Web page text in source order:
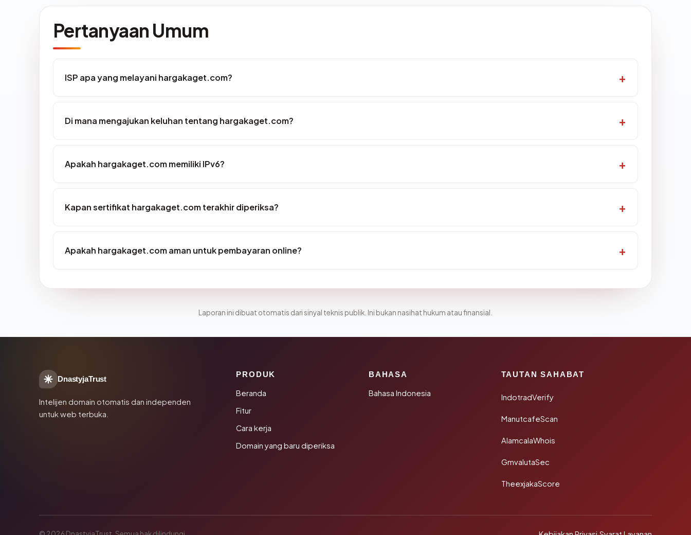
Pertanyaan Umum
ISP apa yang melayani hargakaget.com?
Di mana mengajukan keluhan tentang hargakaget.com?
Apakah hargakaget.com memiliki IPv6?
Kapan sertifikat hargakaget.com terakhir diperiksa?
Apakah hargakaget.com aman untuk pembayaran online?
Laporan ini dibuat otomatis dari sinyal teknis publik. Ini bukan nasihat hukum atau finansial.
DnastyjaTrust
Intelijen domain otomatis dan independen
untuk web terbuka.
PRODUK
Beranda
Fitur
Cara kerja
Domain yang baru diperiksa
BAHASA
Bahasa Indonesia
TAUTAN SAHABAT
IndotradVerify
ManutcafeScan
AlamcalaWhois
GmvalutaSec
TheexjakaScore